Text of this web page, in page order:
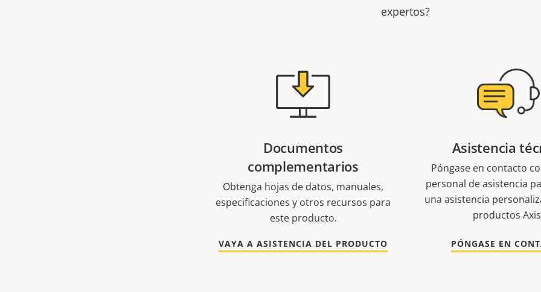
expertos?
Documentos
complementarios
Obtenga hojas de datos, manuales,
especificaciones y otros recursos para
este producto.
VAYA A ASISTENCIA DEL PRODUCTO
Asistencia
Póngase en contacto
personal de asistencia
una asistencia
productos
PÓNGASE EN